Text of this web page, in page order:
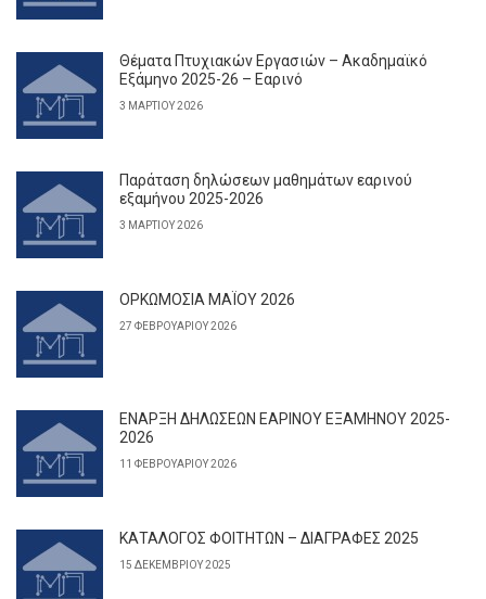
Θέματα Πτυχιακών Εργασιών – Ακαδημαϊκό
Εξάμηνο 2025-26 – Εαρινό
3 ΜΑΡΤΊΟΥ 2026
Παράταση δηλώσεων μαθημάτων εαρινού
εξαμήνου 2025-2026
3 ΜΑΡΤΊΟΥ 2026
ΟΡΚΩΜΟΣΙΑ ΜΑΪΟΥ 2026
27 ΦΕΒΡΟΥΑΡΊΟΥ 2026
ΕΝΑΡΞΗ ΔΗΛΩΣΕΩΝ ΕΑΡΙΝΟΥ ΕΞΑΜΗΝΟΥ 2025-
2026
11 ΦΕΒΡΟΥΑΡΊΟΥ 2026
ΚΑΤΑΛΟΓΟΣ ΦΟΙΤΗΤΩΝ – ΔΙΑΓΡΑΦΕΣ 2025
15 ΔΕΚΕΜΒΡΊΟΥ 2025